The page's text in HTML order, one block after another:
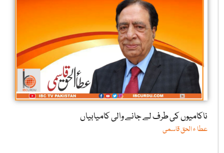
ناکامیوں کی طرف لے جانے والی کامیابیاں
عطا ء الحق قاسمی